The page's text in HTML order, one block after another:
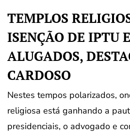
TEMPLOS
ISENÇÃO DE IPTU
ALUGADOS,
CARDOSO
Nestes tempos polarizados,
religiosa está ganhando a
presidenciais, o advogado e